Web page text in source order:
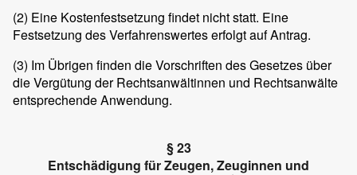
(2) Eine Kostenfestsetzung findet nicht statt. Eine
Festsetzung des Verfahrenswertes erfolgt auf Antrag.
(3) Im Übrigen finden die Vorschriften des Gesetzes über
die Vergütung der Rechtsanwältinnen und Rechtsanwälte
entsprechende Anwendung.
§ 23
Entschädigung für Zeugen, Zeuginnen und